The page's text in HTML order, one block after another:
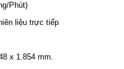
Phút)
liệu trực tiếp
x 1.854 mm.